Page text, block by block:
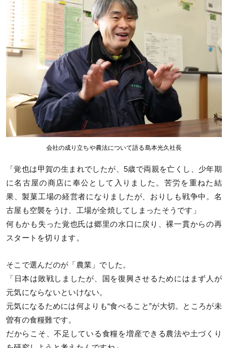
会社の成り立ちや農法について語る島本光久社長
「覚也は甲賀の生まれでしたが、5歳で両親を亡くし、少年期
に名古屋の商店に奉公として入りました。苦労を重ねた結
果、製菓工場の経営者になりましたが、おりしも戦争中。名
古屋も空襲をうけ、工場が全焼してしまったそうです」
何もかも失った覚也氏は郷里の水口に戻り、裸一貫からの再
スタートを切ります。
そこで選んだのが「農業」でした。
「日本は敗戦しましたが、国を復興させるためにはまず人が
元気にならないといけない。
元気になるためには何よりも“食べること”が大切。ところが未
曽有の食糧難です。
だからこそ、不足している食糧を増産できる農法や土づくり